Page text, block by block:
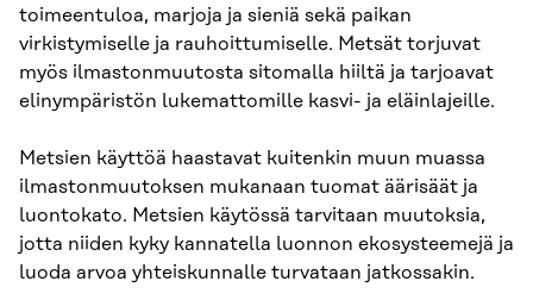
toimeentuloa, marjoja ja sieniä sekä paikan
virkistymiselle ja rauhoittumiselle. Metsät torjuvat
myös ilmastonmuutosta sitomalla hiiltä ja tarjoavat
elinympäristön lukemattomille kasvi- ja eläinlajeille.
Metsien käyttöä haastavat kuitenkin muun muassa
ilmastonmuutoksen mukanaan tuomat äärisäät ja
luontokato. Metsien käytössä tarvitaan muutoksia,
jotta niiden kyky kannatella luonnon ekosysteemejä ja
luoda arvoa yhteiskunnalle turvataan jatkossakin.